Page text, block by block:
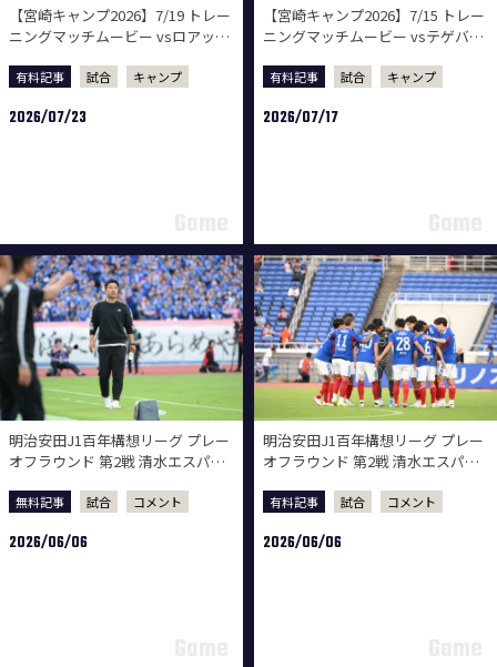
【宮崎キャンプ2026】7/19 トレー
ニングマッチムービー vsロアッソ
有料記事 試合 キャンプ
2026/07/23
【宮崎キャンプ2026】7/15 トレー
ニングマッチムービー vsテゲバジ
有料記事 試合 キャンプ
2026/07/17
明治安田J1百年構想リーグ プレー
オフラウンド 第2戦 清水エスパル
無料記事 試合 コメント
2026/06/06
明治安田J1百年構想リーグ プレー
オフラウンド 第2戦 清水エスパル
有料記事 試合 コメント
2026/06/06